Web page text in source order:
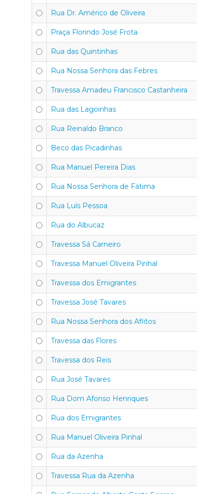
Rua Dr. Américo de Oliveira
Praça Florindo José Frota
Rua das Quintinhas
Rua Nossa Senhora das Febres
Travessa Amadeu Francisco Castanheira
Rua das Lagoinhas
Rua Reinaldo Branco
Beco das Picadinhas
Rua Manuel Pereira Dias
Rua Nossa Senhora de Fátima
Rua Luís Pessoa
Rua do Albucaz
Travessa Sá Carneiro
Travessa Manuel Oliveira Pinhal
Travessa dos Emigrantes
Travessa José Tavares
Rua Nossa Senhora dos Aflitos
Travessa das Flores
Travessa dos Reis
Rua José Tavares
Rua Dom Afonso Henriques
Rua dos Emigrantes
Rua Manuel Oliveira Pinhal
Rua da Azenha
Travessa Rua da Azenha